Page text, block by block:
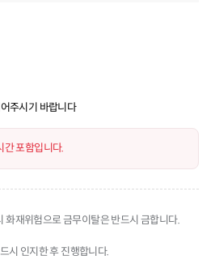
주시기 바랍니다
간 포함입니다.
화재위험으로 금무이탈은 반드시 금합니다.
시 인지한 후 진행합니다.